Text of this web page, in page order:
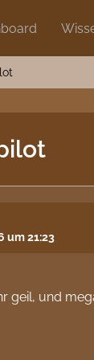
um 21:23
geil, und